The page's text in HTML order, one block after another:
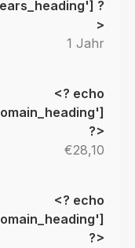
1 Jahr
€28,10